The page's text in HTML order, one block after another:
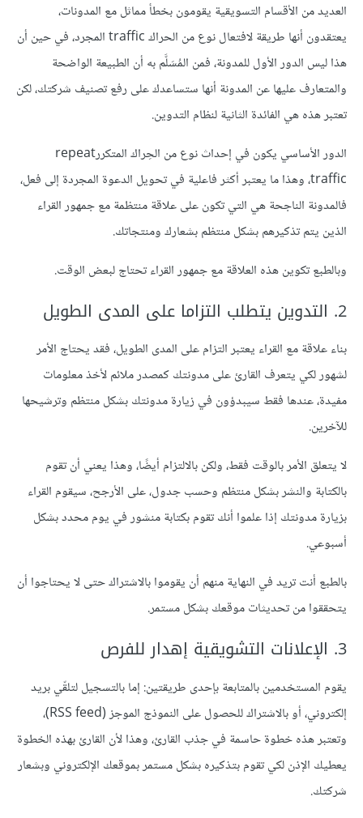
العديد من الأقسام التسويقية يقومون بخطأ مماثل مع المدونات،
يعتقدون أنها طريقة لافتعال نوع من الحراك traffic المجرد، في حين أن
هذا ليس الدور الأول للمدونة، فمن المُسَلَّم به أن الطبيعة الواضحة
والمتعارف عليها عن المدونة أنها ستساعدك على رفع تصنيف شركتك، لكن
تعتبر هذه هي الفائدة الثانية لنظام التدوين.
الدور الأساسي يكون في إحداث نوع من الحِراك المتكررrepeat
traffic، وهذا ما يعتبر أكثر فاعلية في تحويل الدعوة المجردة إلى فعل،
فالمدونة الناجحة هي التي تكون على علاقة منتظمة مع جمهور القراء
الذين يتم تذكيرهم بشكل منتظم بشعارك ومنتجاتك.
وبالطبع تكوين هذه العلاقة مع جمهور القراء تحتاج لبعض الوقت.
2. التدوين يتطلب التزاما على المدى الطويل
بناء علاقة مع القراء يعتبر التزام على المدى الطويل، فقد يحتاج الأمر
لشهور لكي يتعرف القارئ على مدونتك كمصدر ملائم لأخذ معلومات
مفيدة، عندها فقط سيبدؤون في زيارة مدونتك بشكل منتظم وترشيحها
للآخرين.
لا يتعلق الأمر بالوقت فقط، ولكن بالالتزام أيضًا، وهذا يعني أن تقوم
بالكتابة والنشر بشكل منتظم وحسب جدول، على الأرجح، سيقوم القراء
بزيارة مدونتك إذا علموا أنك تقوم بكتابة منشور في يوم محدد بشكل
أسبوعي.
بالطبع أنت تريد في النهاية منهم أن يقوموا بالاشتراك حتى لا يحتاجوا أن
يتحققوا من تحديثات موقعك بشكل مستمر.
3. الإعلانات التشويقية إهدار للفرص
يقوم المستخدمين بالمتابعة بإحدى طريقتين: إما بالتسجيل لتلقّي بريد
إلكتروني، أو بالاشتراك للحصول على النموذج الموجز (RSS feed)،
وتعتبر هذه خطوة حاسمة في جذب القارئ، وهذا لأن القارئ بهذه الخطوة
يعطيك الإذن لكي تقوم بتذكيره بشكل مستمر بموقعك الإلكتروني وبشعار
شركتك.